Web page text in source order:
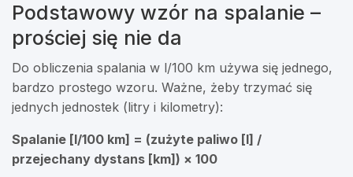
Podstawowy wzór na spalanie –
prościej się nie da
Do obliczenia spalania w l/100 km używa się jednego,
bardzo prostego wzoru. Ważne, żeby trzymać się
jednych jednostek (litry i kilometry):
Spalanie [l/100 km] = (zużyte paliwo [l] /
przejechany dystans [km]) × 100